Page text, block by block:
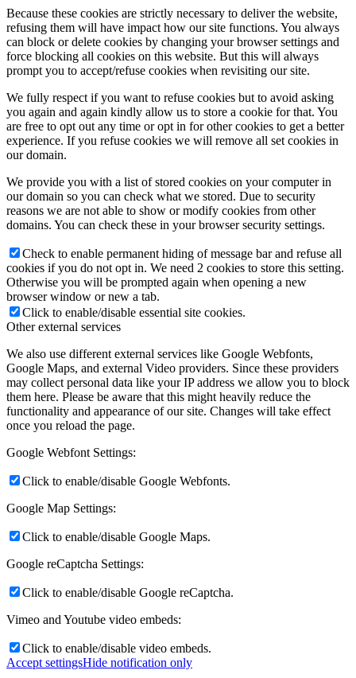
Because these cookies are strictly necessary to deliver the website,
refusing them will have impact how our site functions. You always
can block or delete cookies by changing your browser settings and
force blocking all cookies on this website. But this will always
prompt you to accept/refuse cookies when revisiting our site.
We fully respect if you want to refuse cookies but to avoid asking
you again and again kindly allow us to store a cookie for that. You
are free to opt out any time or opt in for other cookies to get a better
experience. If you refuse cookies we will remove all set cookies in
our domain.
We provide you with a list of stored cookies on your computer in
our domain so you can check what we stored. Due to security
reasons we are not able to show or modify cookies from other
domains. You can check these in your browser security settings.
Check to enable permanent hiding of message bar and refuse all
cookies if you do not opt in. We need 2 cookies to store this setting.
Otherwise you will be prompted again when opening a new
browser window or new a tab.
Click to enable/disable essential site cookies.
Other external services
We also use different external services like Google Webfonts,
Google Maps, and external Video providers. Since these providers
may collect personal data like your IP address we allow you to block
them here. Please be aware that this might heavily reduce the
functionality and appearance of our site. Changes will take effect
once you reload the page.
Google Webfont Settings:
Click to enable/disable Google Webfonts.
Google Map Settings:
Click to enable/disable Google Maps.
Google reCaptcha Settings:
Click to enable/disable Google reCaptcha.
Vimeo and Youtube video embeds:
Click to enable/disable video embeds.
Accept settingsHide notification only